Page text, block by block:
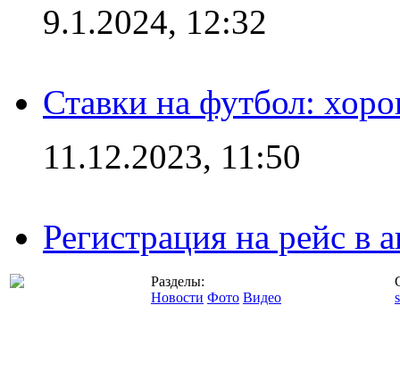
9.1.2024, 12:32
Ставки на футбол:
11.12.2023, 11:50
Регистрация на рейс в
Разделы:
Новости Фото Видео